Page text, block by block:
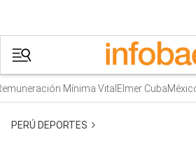
Mínima VitalElmer CubaMéxico
PERÚ DEPORTES